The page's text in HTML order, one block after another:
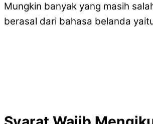
Mungkin banyak yang masih
berasal dari bahasa belanda